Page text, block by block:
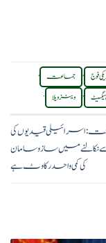
فوج , جماعت ,
, وینزویلا .
اسرائیلی قیدیوں کی
نکالنے میں ساز و سامان
کی کمی واحد رکاوٹ ہے